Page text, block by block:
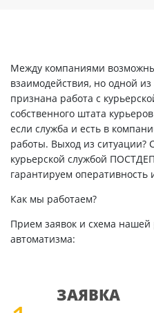
Между компаниями
взаимодействия, но одной
признана работа с
собственного штата
если служба и есть в
работы. Выход из ситуации?
курьерской службой
гарантируем
Как мы работаем?
Прием заявок и схема
автоматизма:
ЗАЯВКА